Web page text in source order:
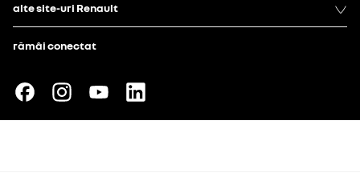
alte site-uri Renault
rămâi conectat